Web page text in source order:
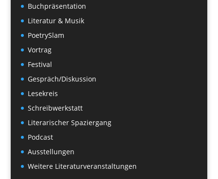
Buchpräsentation
Literatur & Musik
PoetrySlam
Vortrag
Festival
Gespräch/Diskussion
Lesekreis
Schreibwerkstatt
Literarischer Spaziergang
Podcast
Ausstellungen
Weitere Literaturveranstaltungen